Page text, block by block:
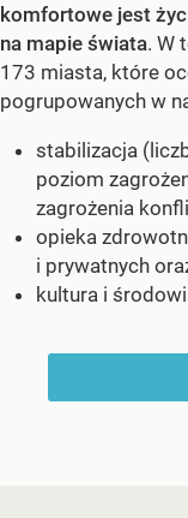
komfortowe jest
na mapie świata. W
173 miasta, które
pogrupowanych w
stabilizacja
poziom
zagrożenia
opieka
i prywatnych
kultura i